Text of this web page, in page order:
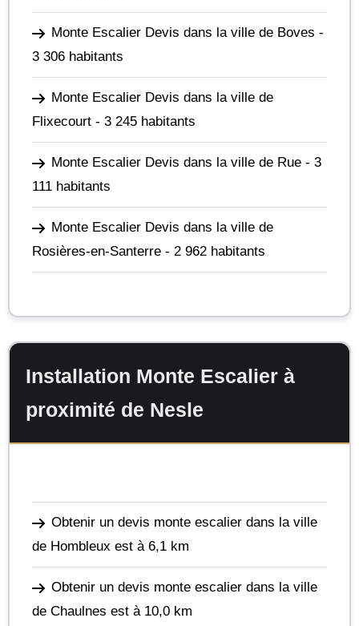
Monte Escalier Devis dans la ville de Boves -
3 306 habitants
Monte Escalier Devis dans la ville de
Flixecourt - 3 245 habitants
Monte Escalier Devis dans la ville de Rue - 3
111 habitants
Monte Escalier Devis dans la ville de
Rosières-en-Santerre - 2 962 habitants
Installation Monte Escalier à
proximité de Nesle
Obtenir un devis monte escalier dans la ville
de Hombleux est à 6,1 km
Obtenir un devis monte escalier dans la ville
de Chaulnes est à 10,0 km